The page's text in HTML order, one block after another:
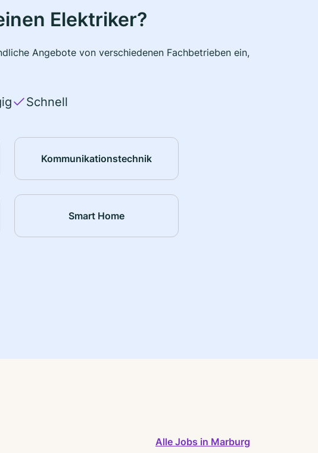
Elektriker?
Angebote von verschiedenen Fachbetrieben ein,
Schnell
Kommunikationstechnik
Smart Home
Alle Jobs in Marburg